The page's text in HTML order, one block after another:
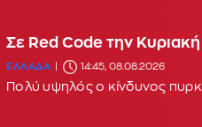
Σφοδροί άνεμοι και
Σε Red Code την
ΕΛΛΑΔΑ 14:45, 08.08.2026
Πολύ υψηλός ο κίνδυνος